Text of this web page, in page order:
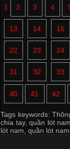
1 2 3 4
13 14 15
22 23 24
31 32 33
40 41 42
Tags keywords:
chia tay,quần lót nam
lót nam quần lót